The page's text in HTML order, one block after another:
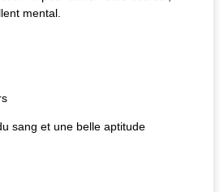
mental.
sang et une belle aptitude